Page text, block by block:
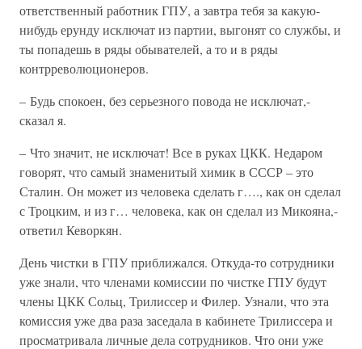
ответственный работник ГПУ, а завтра тебя за какую-
нибудь ерунду исключат из партии, выгонят со службы, и
ты попадешь в ряды обывателей, а то и в ряды
контрреволюционеров.
– Будь спокоен, без серьезного повода не исключат,-
сказал я.
– Что значит, не исключат! Все в руках ЦКК. Недаром
говорят, что самый знаменитый химик в СССР – это
Сталин. Он может из человека сделать г…., как он сделал
с Троцким, и из г… человека, как он сделал из Микояна,-
ответил Кеворкян.
День чистки в ГПУ приближался. Откуда-то сотрудники
уже знали, что членами комиссии по чистке ГПУ будут
члены ЦКК Сольц, Трилиссер и Филер. Узнали, что эта
комиссия уже два раза заседала в кабинете Трилиссера и
просматривала личные дела сотрудников. Что они уже